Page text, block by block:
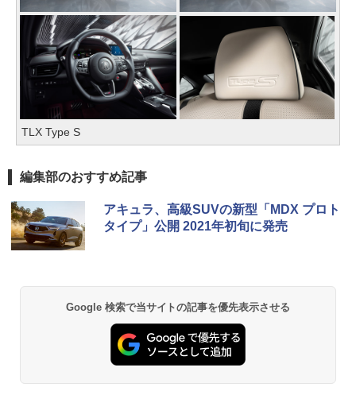
TLX Type S
編集部のおすすめ記事
アキュラ、高級SUVの新型「MDX プロト
タイプ」公開 2021年初旬に発売
Google 検索で当サイトの記事を優先表示させる